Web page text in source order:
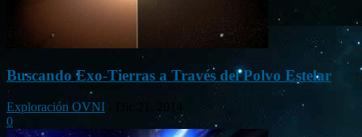
Buscando Exo-Tierras a Través del Polvo Estelar
Exploración OVNI
0